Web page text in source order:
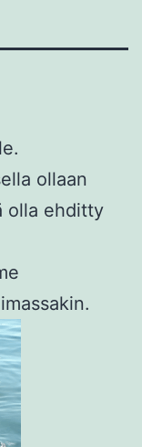
ollaan
olla ehditty